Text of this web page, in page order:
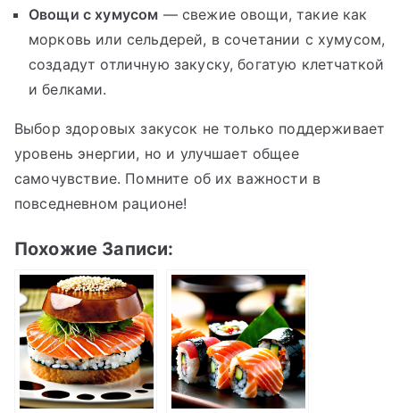
Овощи с хумусом — свежие овощи, такие как
морковь или сельдерей, в сочетании с хумусом,
создадут отличную закуску, богатую клетчаткой
и белками.
Выбор здоровых закусок не только поддерживает
уровень энергии, но и улучшает общее
самочувствие. Помните об их важности в
повседневном рационе!
Похожие Записи: